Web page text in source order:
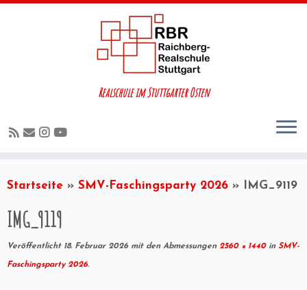
Realschule im Stuttgarter Osten
Startseite » SMV-Faschingsparty 2026 » IMG_9119
IMG_9119
Veröffentlicht 18. Februar 2026 mit den Abmessungen2560 × 1440inSMV-
Faschingsparty 2026.